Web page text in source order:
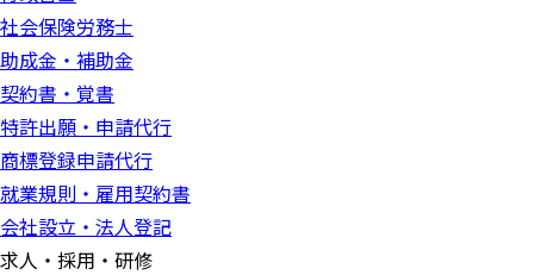
社会保険労務士
助成金・補助金
契約書・覚書
特許出願・申請代行
商標登録申請代行
就業規則・雇用契約書
会社設立・法人登記
求人・採用・研修